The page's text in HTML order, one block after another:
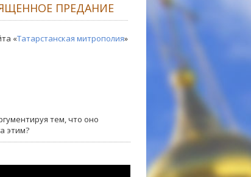
ПРЕДАНИЕ
«Татарстанская митрополия»
тем, что оно
этим?